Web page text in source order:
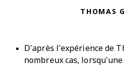
THOMAS
D’après l’expérience de
nombreux cas,